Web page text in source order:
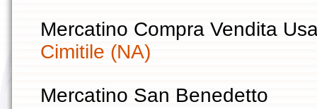
Mercatino Compra Vendita
Cimitile (NA)
Mercatino San Benedetto